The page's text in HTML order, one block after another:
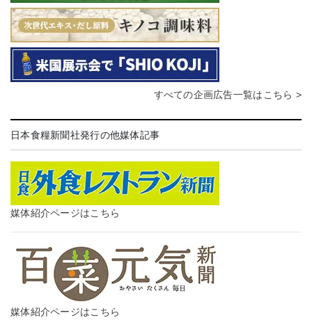
すべての企画広告一覧はこちら >
日本食糧新聞社発行の他媒体記事
媒体紹介ページはこちら
媒体紹介ページはこちら